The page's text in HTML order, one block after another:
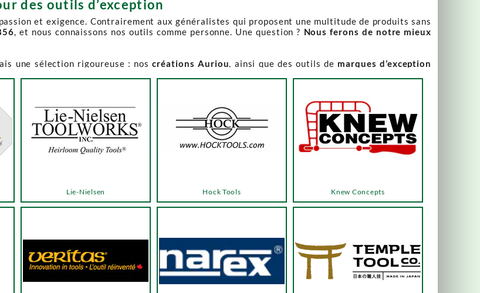
des outils d’exception
et exigence. Contrairement aux généralistes qui proposent une multitude de produits sans
, et nous connaissons nos outils comme personne. Une question ? Nous ferons de notre mieux
une sélection rigoureuse : noscréations Auriou, ainsi que des outils de marques d’exception
à son réapprovisionnement. Les délais peuvent varier, alors n’hésitez pas à nous contacter pour
Pour affiner votre recherche, utilisez les menus ou les boutons dédiés, qui vous mèneront
Lie-Nielsen Hock Tools Knew Concepts